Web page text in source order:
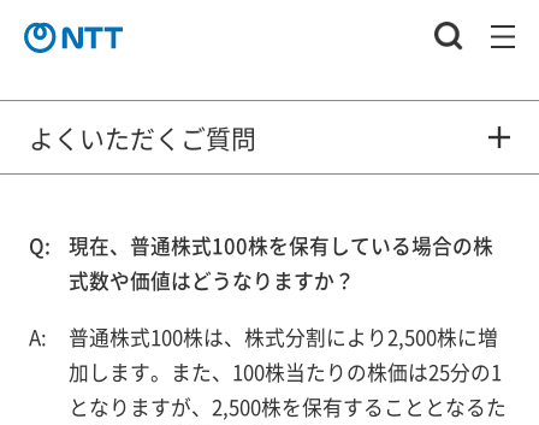
よくいただくご質問
現在、普通株式100株を保有している場合の株
式数や価値はどうなりますか？
普通株式100株は、株式分割により2,500株に増
加します。また、100株当たりの株価は25分の1
となりますが、2,500株を保有することとなるた